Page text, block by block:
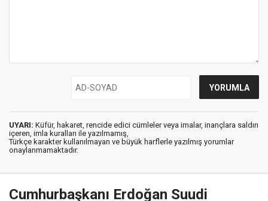
UYARI: Küfür, hakaret, rencide edici cümleler veya imalar, inançlara saldırı
içeren, imla kuralları ile yazılmamış,
Türkçe karakter kullanılmayan ve büyük harflerle yazılmış yorumlar
onaylanmamaktadır.
Cumhurbaşkanı Erdoğan Suudi